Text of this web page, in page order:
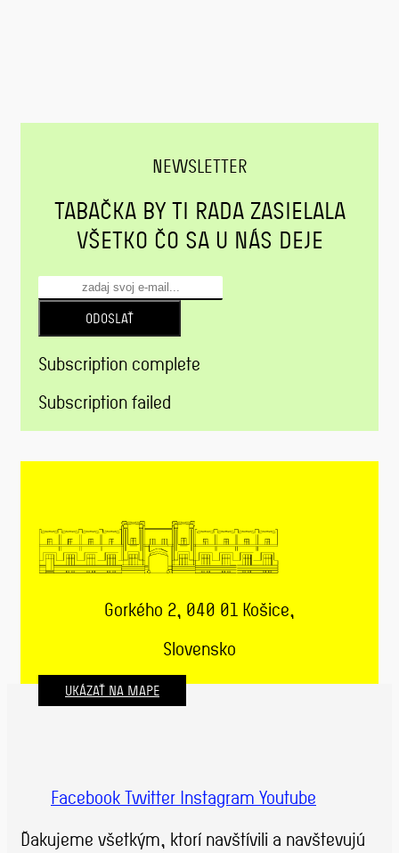
NEWSLETTER
TABAČKA BY TI RADA ZASIELALA
VŠETKO ČO SA U NÁS DEJE
ODOSLAŤ
Subscription complete
Subscription failed
Gorkého 2, 040 01 Košice,
Slovensko
UKÁZAŤ NA MAPE
Facebook Twitter Instagram Youtube
Ďakujeme všetkým, ktorí navštívili a navštevujú